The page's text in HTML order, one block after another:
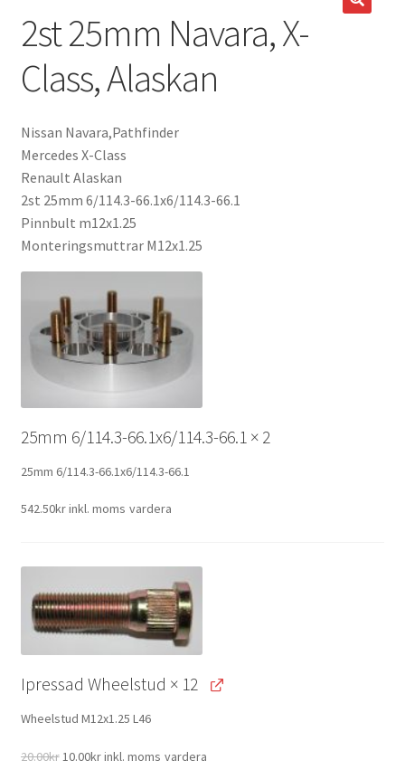
Kontakt / Info
Hjälp/FAQ
2st 25mm Navara, X-
Class, Alaskan
Nissan Navara,Pathfinder
Mercedes X-Class
Renault Alaskan
2st 25mm 6/114.3-66.1x6/114.3-66.1
Pinnbult m12x1.25
Monteringsmuttrar M12x1.25
25mm 6/114.3-66.1x6/114.3-66.1 × 2
25mm 6/114.3-66.1x6/114.3-66.1
542.50krinkl. moms vardera
Ipressad Wheelstud × 12
Wheelstud M12x1.25 L46
20.00kr Original
10.00krCurrent
inkl. moms vardera